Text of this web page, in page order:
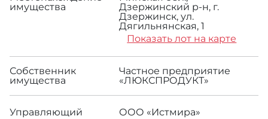
имущества
Дзержинский р-н, г.
Дзержинск, ул.
Дягильнянская, 1
Показать лот на карте
Собственник
имущества
Частное предприятие
«ЛЮКСПРОДУКТ»
Управляющий ООО «Истмира»